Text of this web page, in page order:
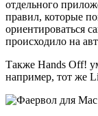
отдельного
правил, которые
ориентироваться
происходило на
Также Hands Off!
например, тот же